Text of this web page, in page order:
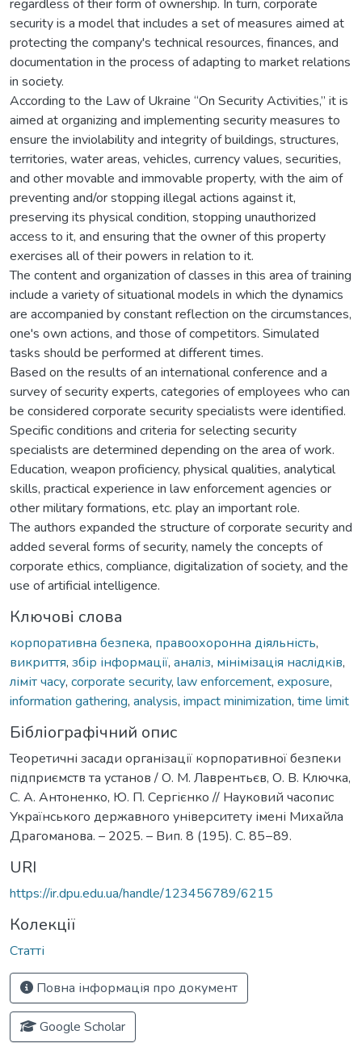
regardless of their form of ownership. In turn, corporate
security is a model that includes a set of measures aimed at
protecting the company's technical resources, finances, and
documentation in the process of adapting to market relations
in society.
According to the Law of Ukraine “On Security Activities,” it is
aimed at organizing and implementing security measures to
ensure the inviolability and integrity of buildings, structures,
territories, water areas, vehicles, currency values, securities,
and other movable and immovable property, with the aim of
preventing and/or stopping illegal actions against it,
preserving its physical condition, stopping unauthorized
access to it, and ensuring that the owner of this property
exercises all of their powers in relation to it.
The content and organization of classes in this area of training
include a variety of situational models in which the dynamics
are accompanied by constant reflection on the circumstances,
one's own actions, and those of competitors. Simulated
tasks should be performed at different times.
Based on the results of an international conference and a
survey of security experts, categories of employees who can
be considered corporate security specialists were identified.
Specific conditions and criteria for selecting security
specialists are determined depending on the area of work.
Education, weapon proficiency, physical qualities, analytical
skills, practical experience in law enforcement agencies or
other military formations, etc. play an important role.
The authors expanded the structure of corporate security and
added several forms of security, namely the concepts of
corporate ethics, compliance, digitalization of society, and the
use of artificial intelligence.
Ключові слова
корпоративна безпека, правоохоронна діяльність,
викриття, збір інформації, аналіз, мінімізація наслідків,
ліміт часу, corporate security, law enforcement, exposure,
information gathering, analysis, impact minimization, time limit
Бібліографічний опис
Теоретичні засади організації корпоративної безпеки
підприємств та установ / О. М. Лаврентьєв, О. В. Ключка,
С. А. Антоненко, Ю. П. Сергієнко // Науковий часопис
Українського державного університету імені Михайла
Драгоманова. – 2025. – Вип. 8 (195). С. 85−89.
URI
https://ir.dpu.edu.ua/handle/123456789/6215
Колекції
Статті
Повна інформація про документ
Google Scholar